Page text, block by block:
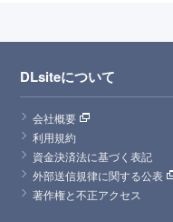
DLsiteについて
会社概要
利用規約
資金決済法に基づく表記
外部送信規律に関する公表
著作権と不正アクセス